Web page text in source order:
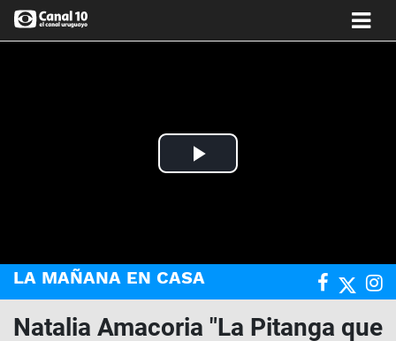
Play
LA MAÑANA EN CASA
Natalia Amacoria "La Pitanga que